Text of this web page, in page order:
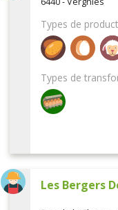
Types de
Types de
Les Bergers